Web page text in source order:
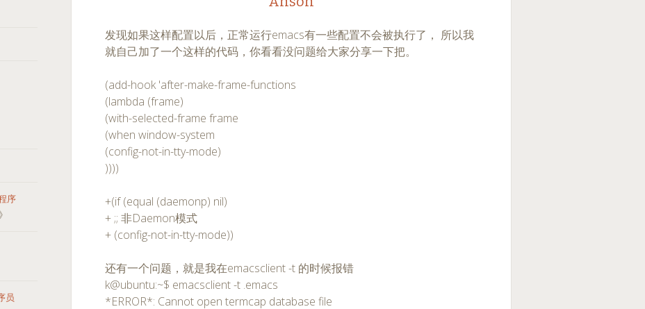
序
》
员
发现如果这样配置以后，正常运行emacs有一些配置不会被执行了， 所以我
就自己加了一个这样的代码，你看看没问题给大家分享一下把。
(add-hook 'after-make-frame-functions
(lambda (frame)
(with-selected-frame frame
(when window-system
(config-not-in-tty-mode)
))))
+(if (equal (daemonp) nil)
+ ;; 非Daemon模式
+ (config-not-in-tty-mode))
还有一个问题，就是我在emacsclient -t 的时候报错
k@ubuntu:~$ emacsclient -t .emacs
*ERROR*: Cannot open termcap database file